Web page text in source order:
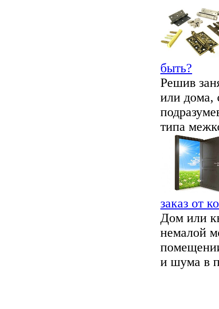
быть?
Решив
или дома,
типа
заказ от
Дом или
немалой
и шума в